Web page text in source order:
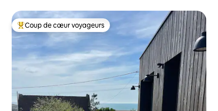
Coups de cœur voyageurs les plus appréciés
Coup de cœur voyageurs